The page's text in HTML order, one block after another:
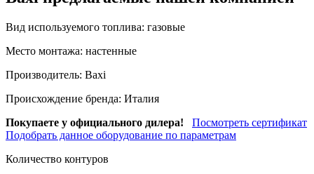
Вид используемого топлива: газовые
Место монтажа: настенные
Производитель: Baxi
Происхождение бренда: Италия
Покупаете у официального дилера!
Посмотреть сертификат
Подобрать данное оборудование по параметрам
Количество контуров